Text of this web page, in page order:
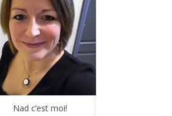
Nad c’est moi!